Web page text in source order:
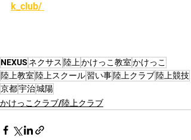
k_club/
NEXUS ネクサス 陸上かけっこ教室かけっこ
陸上教室 陸上スクール習い事陸上クラブ陸上競技
京都宇治城陽
かけっこクラブ/陸上クラブ